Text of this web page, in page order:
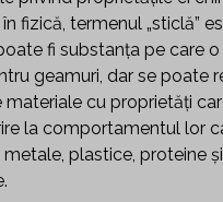
fizică, termenul „sticlă”
fi substanța pe care
geamuri, dar se poate
materiale cu proprietăți
la comportamentul lor
plastice, proteine